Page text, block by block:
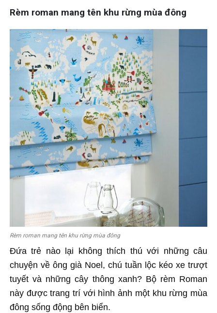
Rèm roman mang tên khu rừng mùa đông
Rèm roman mang tên khu rừng mùa đông
Đứa trẻ nào lại không thích thú với những câu
chuyện về ông già Noel, chú tuần lộc kéo xe trượt
tuyết và những cây thông xanh? Bộ rèm Roman
này được trang trí với hình ảnh một khu rừng mùa
đông sống động bên biển.